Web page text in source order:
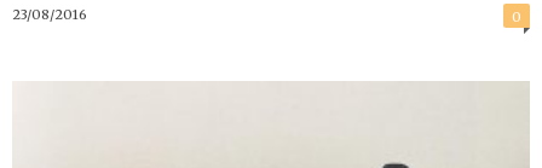
23/08/2016 0